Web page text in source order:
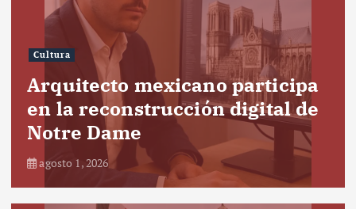
Cultura
Arquitecto mexicano participa
en la reconstrucción digital de
Notre Dame
agosto 1, 2026